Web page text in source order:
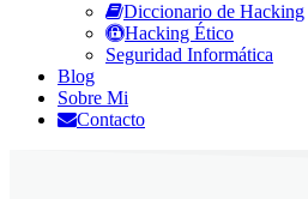
Diccionario de Hacking
Hacking Ético
Seguridad Informática
Blog
Sobre Mi
Contacto